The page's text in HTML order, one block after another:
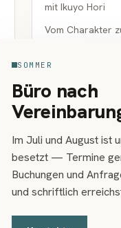
SOMMER
Büro nach
Im Juli und August ist
besetzt — Termine
Buchungen und
und schriftlich
mit Ikuyo Hori
Vom Charakter
€ 450
ERWACHSENE
Wien · 10
Grundkurs
mit Mei-Fang